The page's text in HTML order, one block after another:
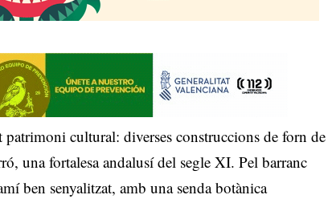
cultural: diverses construccions de forn de
una fortalesa andalusí del segle XI. Pel barranc
ben senyalitzat, amb una senda botànica